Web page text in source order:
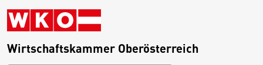
Wirtschaftskammer Oberösterreich